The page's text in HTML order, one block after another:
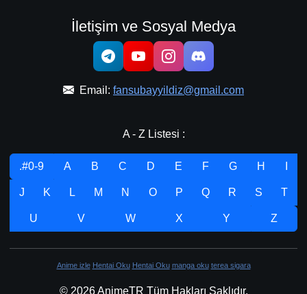
İletişim ve Sosyal Medya
Email: fansubayyildiz@gmail.com
A - Z Listesi :
.#0-9 A B C D E F G H
J K L M N O P Q R S T
U V W X Y Z
Anime izle Hentai Oku Hentai Oku manga oku terea sigara
© 2026 AnimeTR Tüm Hakları Saklıdır.